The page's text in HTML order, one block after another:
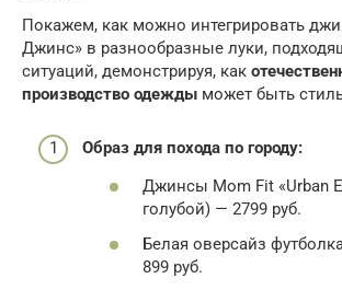
Покажем, как можно интегрировать
Джинс» в разнообразные луки,
ситуаций, демонстрируя, как
производство одежды может быть
Образ для похода по городу:
Джинсы Mom Fit «Urban
голубой) — 2799 руб.
Белая оверсайз
899 руб.